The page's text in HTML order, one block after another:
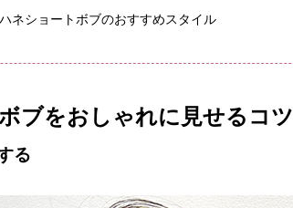
ハネショートボブのおすすめスタイル
ブをおしゃれに見せるコツ
る